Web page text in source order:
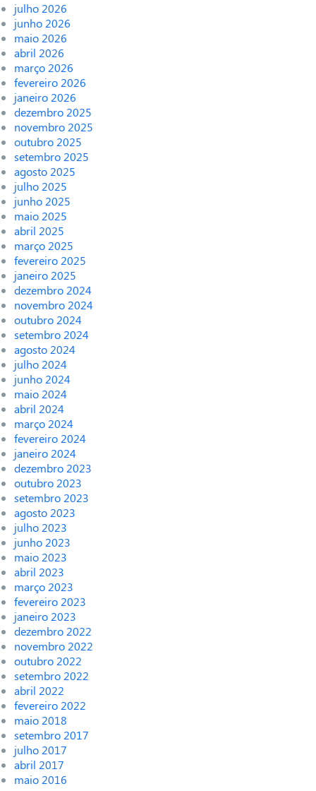
julho 2026
junho 2026
maio 2026
abril 2026
março 2026
fevereiro 2026
janeiro 2026
dezembro 2025
novembro 2025
outubro 2025
setembro 2025
agosto 2025
julho 2025
junho 2025
maio 2025
abril 2025
março 2025
fevereiro 2025
janeiro 2025
dezembro 2024
novembro 2024
outubro 2024
setembro 2024
agosto 2024
julho 2024
junho 2024
maio 2024
abril 2024
março 2024
fevereiro 2024
janeiro 2024
dezembro 2023
outubro 2023
setembro 2023
agosto 2023
julho 2023
junho 2023
maio 2023
abril 2023
março 2023
fevereiro 2023
janeiro 2023
dezembro 2022
novembro 2022
outubro 2022
setembro 2022
abril 2022
fevereiro 2022
maio 2018
setembro 2017
julho 2017
abril 2017
maio 2016